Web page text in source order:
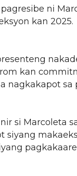
ni
kan 2025.
kan
nagkakapot
si Marcoleta
siyang